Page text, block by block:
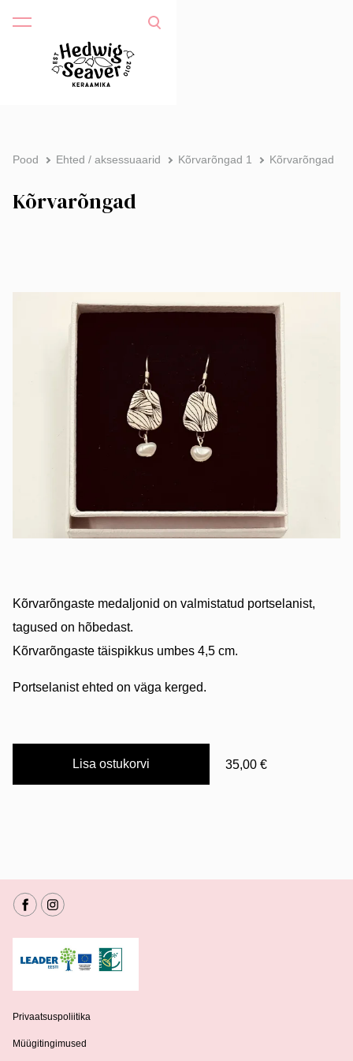
Pood Ehted / aksessuaarid Kõrvarõngad 1 Kõrvarõngad
Kõrvarõngad
Kõrvarõngaste medaljonid on valmistatud portselanist,
tagused on hõbedast.
Kõrvarõngaste täispikkus umbes 4,5 cm.
Portselanist ehted on väga kerged.
Lisa ostukorvi 35,00 €
Privaatsuspoliitika
Müügitingimused